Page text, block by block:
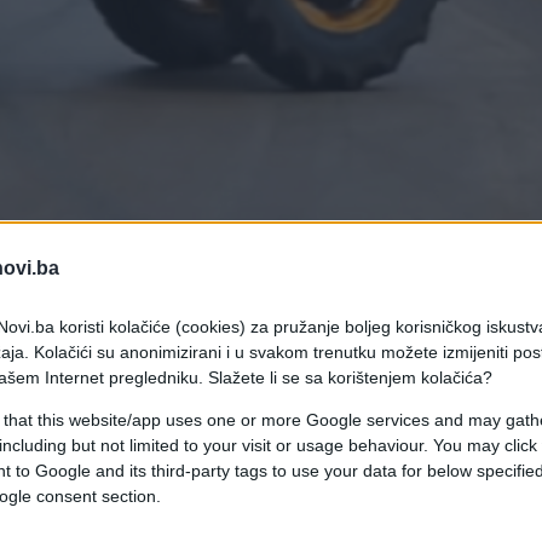
koristi kolačiće (cookies) za pružanje boljeg korisničkog
Kolačići su anonimizirani i u svakom trenutku možete izmijeniti
Internet pregledniku. Slažete li se sa korištenjem kolačića?
that this website/app uses one or more Google services and may
but not limited to your visit or usage behaviour. You may
to Google and its third-party tags to use your data for below
consent section.
velikim točkovima, koji su i namijenjeni
i razbacujući zemlju za sobom. No, jedan
da sami pogledate kako to izgleda.